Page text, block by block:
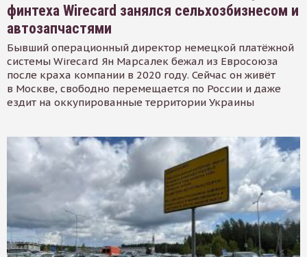
финтеха Wirecard занялся сельхозбизнесом и
автозапчастями
Бывший операционный директор немецкой платёжной
системы Wirecard Ян Марсалек бежал из Евросоюза
после краха компании в 2020 году. Сейчас он живёт
в Москве, свободно перемещается по России и даже
ездит на оккупированные территории Украины